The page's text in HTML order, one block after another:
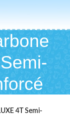
4T Semi-